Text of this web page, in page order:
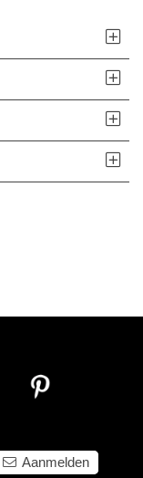
Aanmelden